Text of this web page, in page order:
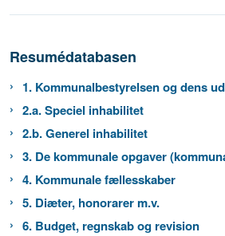
Resumédatabasen
1. Kommunalbestyrelsen og dens
2.a. Speciel inhabilitet
2.b. Generel inhabilitet
3. De kommunale opgaver
4. Kommunale fællesskaber
5. Diæter, honorarer m.v.
6. Budget, regnskab og revision